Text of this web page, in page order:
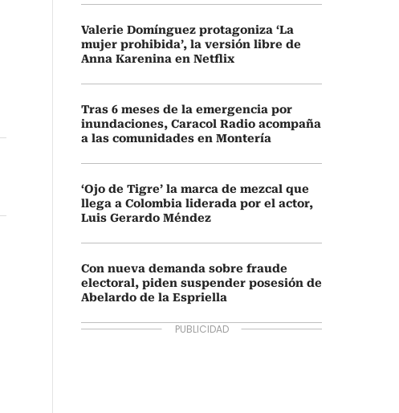
Valerie Domínguez protagoniza ‘La
mujer prohibida’, la versión libre de
Anna Karenina en Netflix
Tras 6 meses de la emergencia por
inundaciones, Caracol Radio acompaña
a las comunidades en Montería
‘Ojo de Tigre’ la marca de mezcal que
llega a Colombia liderada por el actor,
Luis Gerardo Méndez
Con nueva demanda sobre fraude
electoral, piden suspender posesión de
Abelardo de la Espriella